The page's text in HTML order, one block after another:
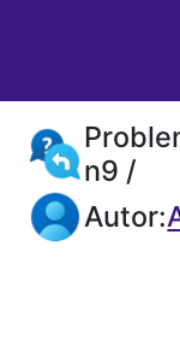
n9 /
Autor: